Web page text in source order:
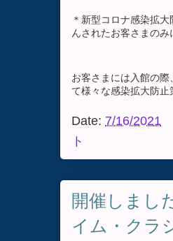
＊新型コロナ感染拡
んされたお客さまの
お客さまには入館の
て様々な感染拡大防
Date: 7/16/2021
ト
開催しまし
イム・クラ